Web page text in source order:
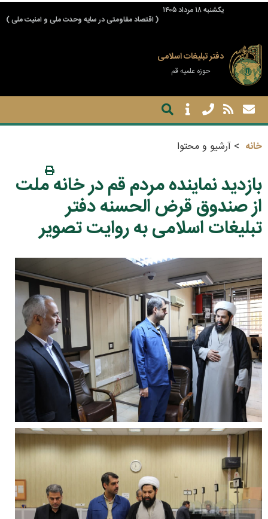
يكشنبه ۱۸ مرداد ۱۴۰۵
( اقتصاد مقاومتی در سایه وحدت ملی و امنیت ملی )
دفتر تبلیغات اسلامی
حوزه علمیه قم
خانه آرشیو و محتوا
بازدید نماینده مردم قم در خانه ملت
از صندوق قرض الحسنه دفتر
تبلیغات اسلامی به روایت تصویر